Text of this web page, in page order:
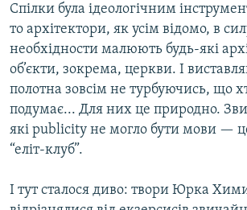
Спілки була ідеологічним
то архітектори, як усім відомо, в
необхідности малюють будь-які
об’єкти, зокрема, церкви. І
полотна зовсім не турбуючись, що
подумає... Для них це природно.
які publicity не могло бути мови —
“еліт-клуб”.
І тут сталося диво: твори Юрка